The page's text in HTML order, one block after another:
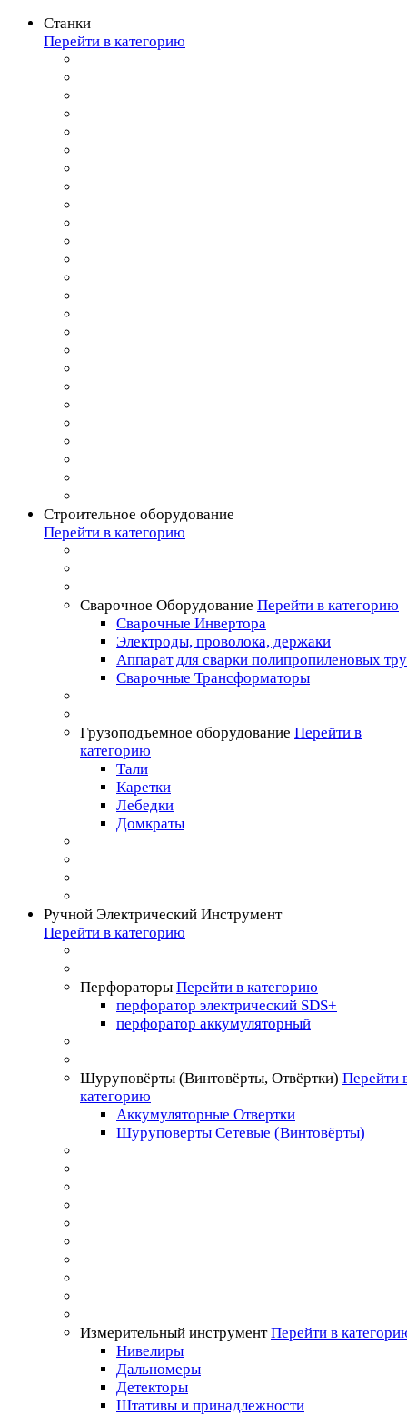
Станки
Перейти в категорию
Строительное оборудование
Перейти в категорию
Сварочное Оборудование Перейти в категорию
Сварочные Инвертора
Электроды, проволока, держаки
Аппарат для сварки полипропиленовых
Сварочные Трансформаторы
Грузоподъемное оборудование Перейти в
категорию
Тали
Каретки
Лебедки
Домкраты
Ручной Электрический Инструмент
Перейти в категорию
Перфораторы Перейти в категорию
перфоратор электрический SDS+
перфоратор аккумуляторный
Шуруповёрты (Винтовёрты, Отвёртки) Перейти
категорию
Аккумуляторные Отвертки
Шуруповерты Сетевые (Винтовёрты)
Измерительный инструмент Перейти в
Нивелиры
Дальномеры
Детекторы
Штативы и принадлежности